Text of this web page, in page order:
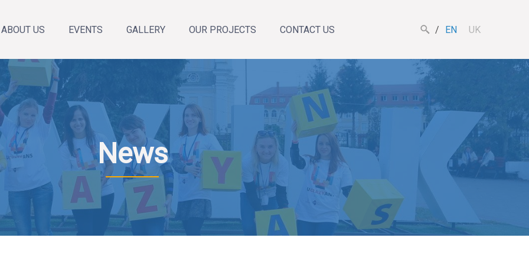
ABOUT US
About the organization
Annual Reports
Our team
EVENTS GALLERY OUR PROJECTS CONTACT US EN UK
News